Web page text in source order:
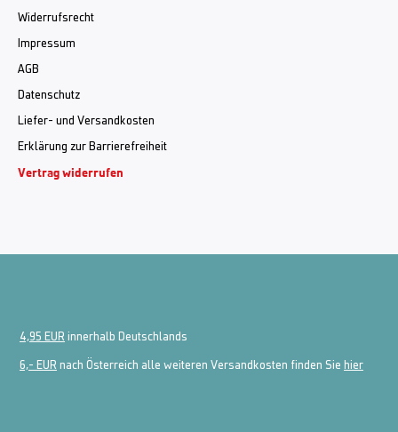
Widerrufsrecht
Impressum
AGB
Datenschutz
Liefer- und Versandkosten
Erklärung zur Barrierefreiheit
Vertrag widerrufen
4,95 EUR innerhalb Deutschlands
6,- EUR nach Österreich alle weiteren Versandkosten finden Sie hier